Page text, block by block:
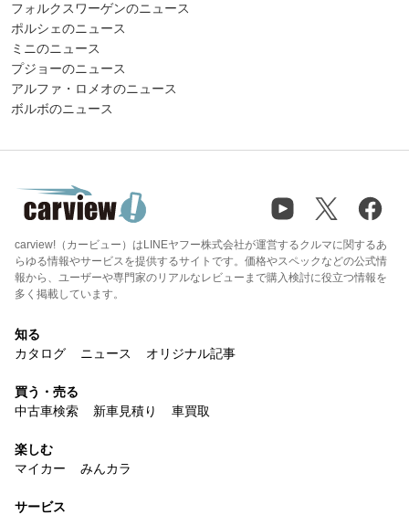
フォルクスワーゲンのニュース
ポルシェのニュース
ミニのニュース
プジョーのニュース
アルファ・ロメオのニュース
ボルボのニュース
carview!（カービュー）はLINEヤフー株式会社が運営するクルマに関するあ
らゆる情報やサービスを提供するサイトです。価格やスペックなどの公式情
報から、ユーザーや専門家のリアルなレビューまで購入検討に役立つ情報を
多く掲載しています。
知る
カタログ
ニュース オリジナル記事
買う・売る
中古車検索
新車見積り 車買取
楽しむ
マイカー
みんカラ
サービス